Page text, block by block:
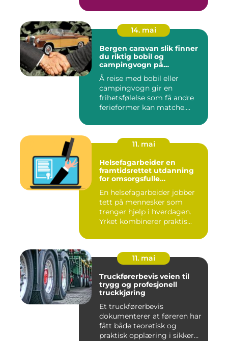
14. mai
Bergen caravan slik finner
du riktig bobil og
campingvogn på
vestlandet
Å reise med bobil eller
campingvogn gir en
frihetsfølelse som få andre
ferieformer kan matche.
11. mai
Helsefagarbeider en
framtidsrettet utdanning
for omsorgsfulle
En helsefagarbeider jobber
tett på mennesker som
trenger hjelp i hverdagen.
Yrket kombinerer praktis...
11. mai
Truckførerbevis veien til
trygg og profesjonell
truckkjøring
Et truckførerbevis
dokumenterer at føreren har
fått både teoretisk og
praktisk opplæring i sikker